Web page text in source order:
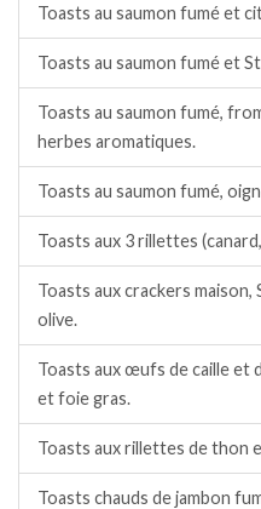
Toasts au saumon fumé et
Toasts au saumon fumé et
Toasts au saumon fumé,
herbes aromatiques.
Toasts au saumon fumé,
Toasts aux 3 rillettes
Toasts aux crackers
olive.
Toasts aux œufs de caille et
et foie gras.
Toasts aux rillettes de thon
Toasts chauds de jambon